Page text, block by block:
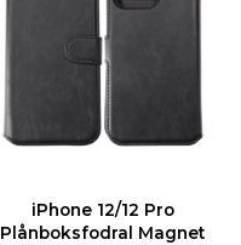
iPhone 12/12 Pro
Plånboksfodral Magnet